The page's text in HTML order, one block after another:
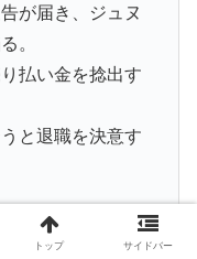
が届き、ジュヌ
。
払い金を捻出す
と退職を決意す
にアプリの買収
トップ サイドバー